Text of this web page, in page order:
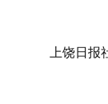
上饶日